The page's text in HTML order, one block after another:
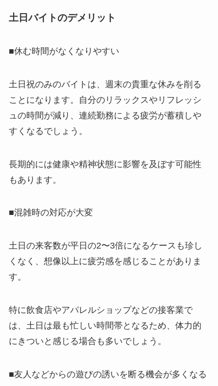
土日バイトのデメリット
■休む時間がなくなりやすい
土日祝のみのバイトは、週末の貴重な休みを削る
ことになります。自分のリラックスやリフレッシ
ュの時間が減り、連続勤務による疲労が蓄積しや
すくなるでしょう。
長期的には健康や精神状態に影響を及ぼす可能性
もあります。
■混雑時の対応が大変
土日の来客数が平日の2〜3倍になるケースも珍し
くなく、想像以上に疲労感を感じることがありま
す。
特に飲食店やアパレルショップなどの接客業で
は、土日は最も忙しい時間帯となるため、体力的
にきついと感じる場合も多いでしょう。
■友人などからの遊びの誘いを断る機会が多くなる